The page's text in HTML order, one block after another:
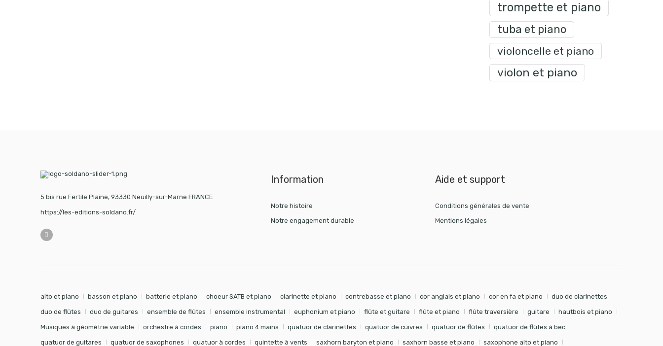
trompette et piano
tuba et piano
violoncelle et piano
violon et piano
5 bis rue Fertile Plaine, 93330 Neuilly-sur-Marne FRANCE
https://les-editions-soldano.fr/
Information
Notre histoire
Notre engagement durable
Aide et support
Conditions générales de vente
Mentions légales
alto et piano basson et piano batterie et piano choeur SATB et piano clarinette et piano contrebasse et piano cor anglais et piano cor en fa et piano duo de clarinettes
duo de flûtes duo de guitares ensemble de flûtes ensemble instrumental euphonium et piano flûte et guitare flûte et piano flûte traversière guitare hautbois et piano
Musiques à géométrie variable orchestre à cordes piano piano 4 mains quatuor de clarinettes quatuor de cuivres quatuor de flûtes quatuor de flûtes à bec
quatuor de guitares quatuor de saxophones quatuor à cordes quintette à vents saxhorn baryton et piano saxhorn basse et piano saxophone alto et piano